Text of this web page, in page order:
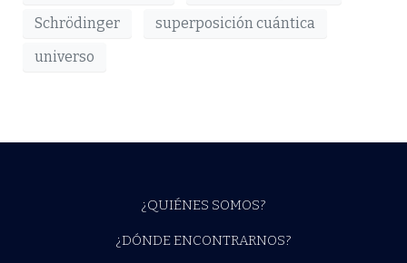
Schrödinger
superposición cuántica
universo
¿QUIÉNES SOMOS?
¿DÓNDE ENCONTRARNOS?